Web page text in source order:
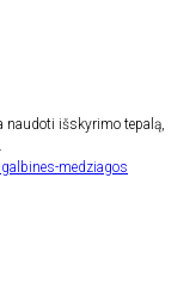
naudoti išskyrimo tepalą,
medziagos